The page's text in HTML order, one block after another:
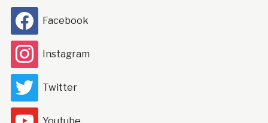
Facebook
Instagram
Twitter
Youtube